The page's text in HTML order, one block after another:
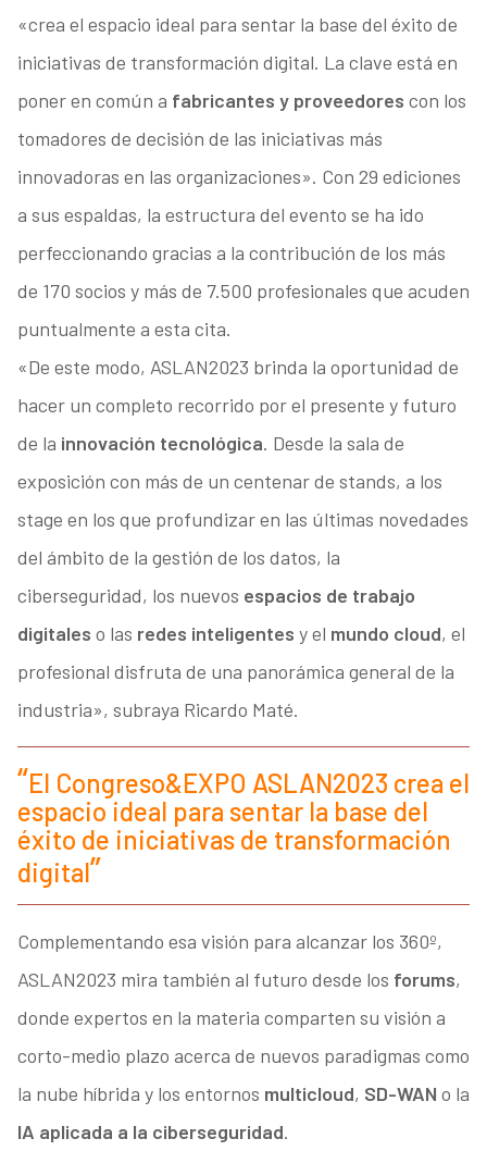
«crea el espacio ideal para sentar la base del éxito de
iniciativas de transformación digital. La clave está en
poner en común a fabricantes y proveedores con los
tomadores de decisión de las iniciativas más
innovadoras en las organizaciones». Con 29 ediciones
a sus espaldas, la estructura del evento se ha ido
perfeccionando gracias a la contribución de los más
de 170 socios y más de 7.500 profesionales que acuden
puntualmente a esta cita.
«De este modo, ASLAN2023 brinda la oportunidad de
hacer un completo recorrido por el presente y futuro
de la innovación tecnológica. Desde la sala de
exposición con más de un centenar de stands, a los
stage en los que profundizar en las últimas novedades
del ámbito de la gestión de los datos, la
ciberseguridad, los nuevos espacios de trabajo
digitales o las redes inteligentes y el mundo cloud, el
profesional disfruta de una panorámica general de la
industria», subraya Ricardo Maté.
El Congreso&EXPO ASLAN2023 crea el
espacio ideal para sentar la base del
éxito de iniciativas de transformación
digital
Complementando esa visión para alcanzar los 360º,
ASLAN2023 mira también al futuro desde los forums,
donde expertos en la materia comparten su visión a
corto-medio plazo acerca de nuevos paradigmas como
la nube híbrida y los entornos multicloud, SD-WAN o la
IA aplicada a la ciberseguridad.